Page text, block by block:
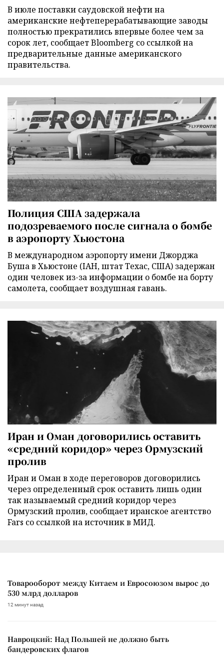
В июле поставки саудовской нефти на
американские нефтеперерабатывающие заводы
полностью прекратились впервые более чем за
сорок лет, сообщает Bloomberg со ссылкой на
предварительные данные американского
правительства.
Полиция США задержала
подозреваемого после сигнала о бомбе
в аэропорту Хьюстона
В международном аэропорту имени Джорджа
Буша в Хьюстоне (IAH, штат Техас, США) задержан
один человек из-за информации о бомбе на борту
самолета, сообщает воздушная гавань.
Иран и Оман договорились оставить
«средний коридор» через Ормузский
пролив
Иран и Оман в ходе переговоров договорились
через определенный срок оставить лишь один
так называемый средний коридор через
Ормузский пролив, сообщает иранское агентство
Fars со ссылкой на источник в МИД.
Товарооборот между Китаем и Евросоюзом вырос до
530 млрд долларов
12 минут назад
Навроцкий: Над Польшей не должно быть
бандеровских флагов